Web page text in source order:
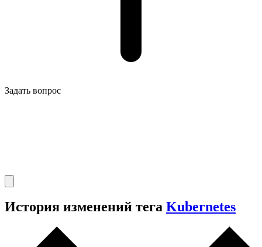
Задать вопрос
История изменений тега Kubernetes